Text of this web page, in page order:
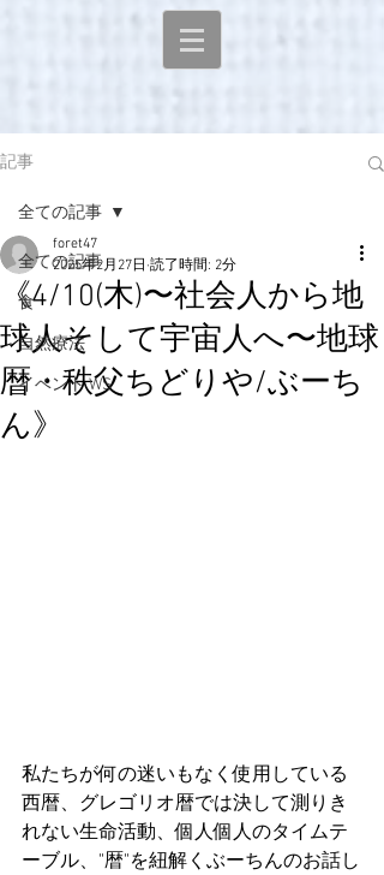
記事
全ての記事
食
自然療法
イベント WS
全ての記事
《4/10(木)〜社会人から地
球人そして宇宙人へ〜地球
暦・秩父ちどりや/ぶーち
ん》
foret47
2025年2月27日 読了時間: 2分
私たちが何の迷いもなく使用している
西暦、グレゴリオ暦では決して測りき
れない生命活動、個人個人のタイムテ
ーブル、"暦"を紐解くぶーちんのお話し